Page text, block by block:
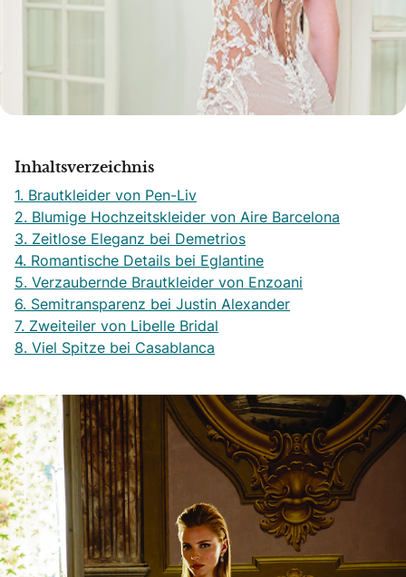
Inhaltsverzeichnis
1. Brautkleider von Pen-Liv
2. Blumige Hochzeitskleider von Aire Barcelona
3. Zeitlose Eleganz bei Demetrios
4. Romantische Details bei Eglantine
5. Verzaubernde Brautkleider von Enzoani
6. Semitransparenz bei Justin Alexander
7. Zweiteiler von Libelle Bridal
8. Viel Spitze bei Casablanca